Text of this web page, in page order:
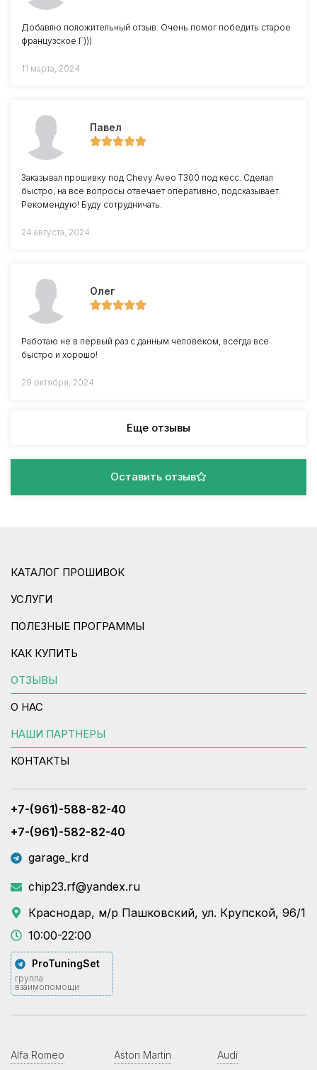
Добавлю положительный отзыв. Очень помог победить старое
французское Г)))
11 марта, 2024
Павел
Заказывал прошивку под Chevy Aveo T300 под кесс. Сделал
быстро, на все вопросы отвечает оперативно, подсказывает.
Рекомендую! Буду сотрудничать.
24 августа, 2024
Олег
Работаю не в первый раз с данным человеком, всегда все
быстро и хорошо!
29 октября, 2024
Еще отзывы
Оставить отзыв
КАТАЛОГ ПРОШИВОК
УСЛУГИ
ПОЛЕЗНЫЕ ПРОГРАММЫ
КАК КУПИТЬ
ОТЗЫВЫ
О НАС
НАШИ ПАРТНЕРЫ
КОНТАКТЫ
+7-(961)-588-82-40
+7-(961)-582-82-40
garage_krd
chip23.rf@yandex.ru
Краснодар, м/р Пашковский, ул. Крупской, 96/1
10:00-22:00
ProTuningSet
группа
взаимопомощи
Alfa Romeo Aston Martin Audi